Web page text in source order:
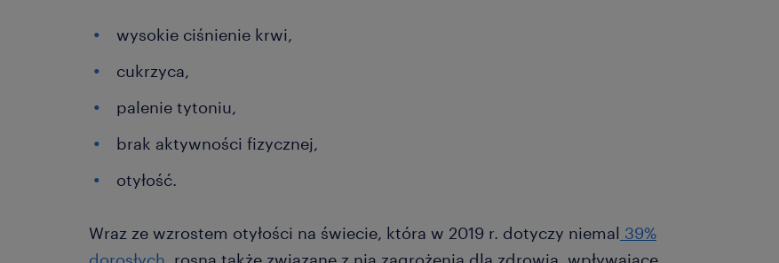
wysokie ciśnienie krwi,
cukrzyca,
palenie tytoniu,
brak aktywności fizycznej,
otyłość.
Wraz ze wzrostem otyłości na świecie, która w 2019 r. dotyczy niemal 39%